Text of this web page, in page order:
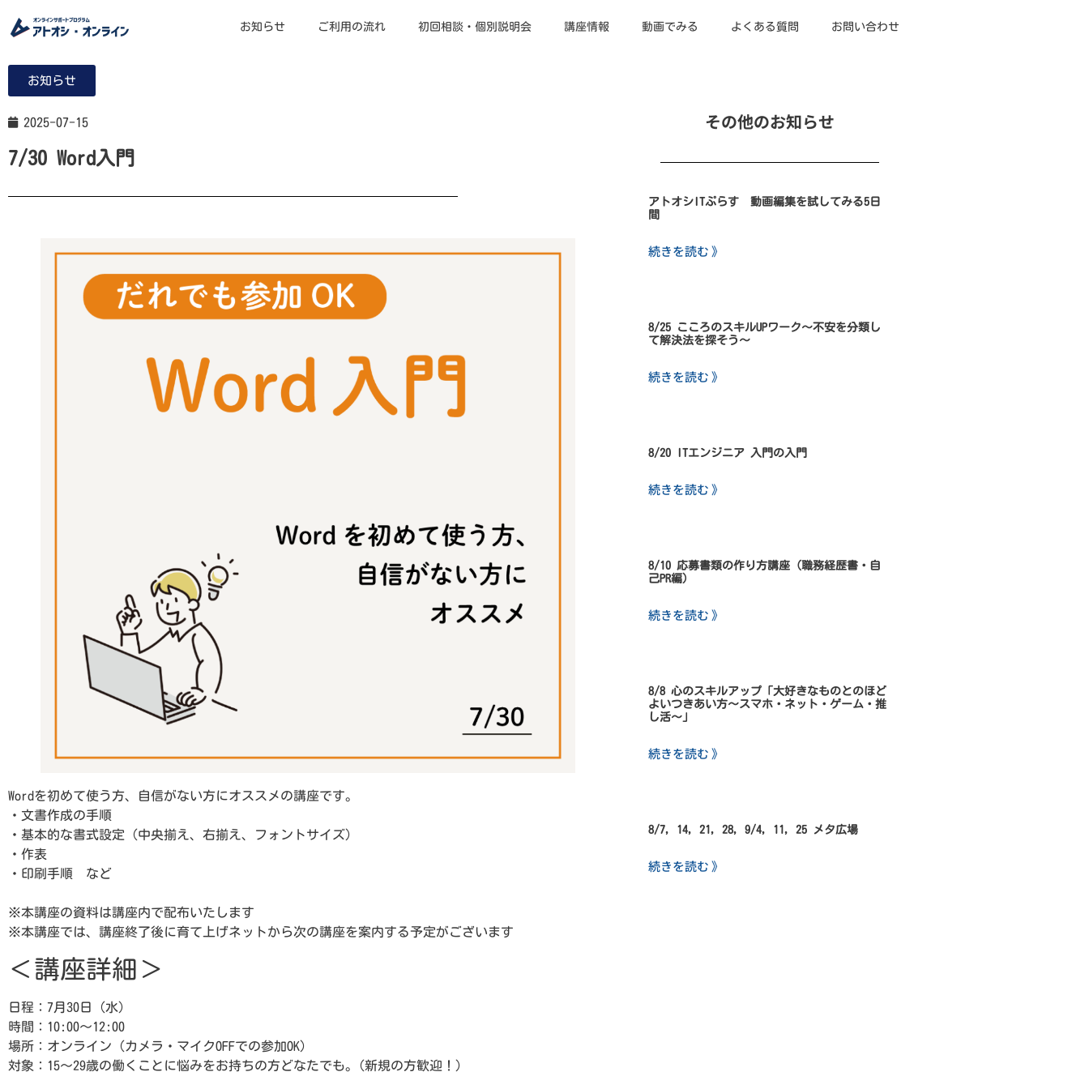
お知らせ ご利用の流れ 初回相談・個別説明会 講座情報 動画でみる よくある質問 お問い合わせ
お知らせ
2025-07-15
7/30 Word入門
Wordを初めて使う方、自信がない方にオススメの講座です。
・文書作成の手順
・基本的な書式設定（中央揃え、右揃え、フォントサイズ）
・作表
・印刷手順 など
※本講座の資料は講座内で配布いたします
※本講座では、講座終了後に育て上げネットから次の講座を案内する予定がございます
＜講座詳細＞
日程：7月30日（水）
時間：10:00～12:00
場所：オンライン（カメラ・マイクOFFでの参加OK）
対象：15～29歳の働くことに悩みをお持ちの方どなたでも。(新規の方歓迎！）
その他のお知らせ
アトオシITぷらす 動画編集を試してみる5日
間
続きを読む 》
8/25 こころのスキルUPワーク～不安を分類し
て解決法を探そう～
続きを読む 》
8/20 ITエンジニア 入門の入門
続きを読む 》
8/10 応募書類の作り方講座（職務経歴書・自
己PR編）
続きを読む 》
8/8 心のスキルアップ「大好きなものとのほど
よいつきあい方～スマホ・ネット・ゲーム・推
し活～」
続きを読む 》
8/7, 14, 21, 28, 9/4, 11, 25 メタ広場
続きを読む 》